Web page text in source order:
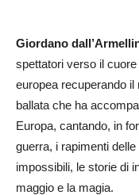
Giordano
spettatori verso il
europea recuperando
ballata che ha
Europa, cantando, in
guerra, i rapimenti
impossibili, le storie di
maggio e la magia.